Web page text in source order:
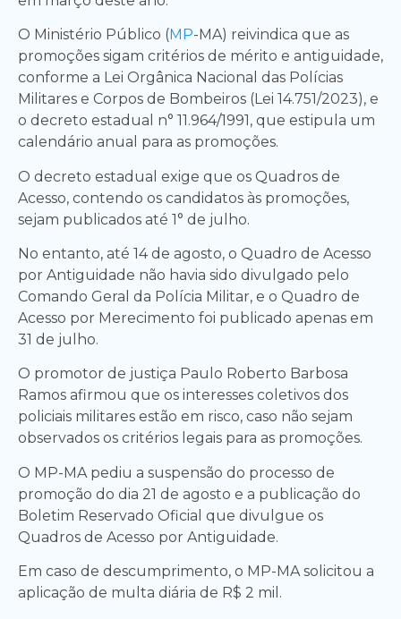
O Ministério Público (MP-MA) reivindica que as
promoções sigam critérios de mérito e antiguidade,
conforme a Lei Orgânica Nacional das Polícias
Militares e Corpos de Bombeiros (Lei 14.751/2023), e
o decreto estadual n° 11.964/1991, que estipula um
calendário anual para as promoções.
O decreto estadual exige que os Quadros de
Acesso, contendo os candidatos às promoções,
sejam publicados até 1° de julho.
No entanto, até 14 de agosto, o Quadro de Acesso
por Antiguidade não havia sido divulgado pelo
Comando Geral da Polícia Militar, e o Quadro de
Acesso por Merecimento foi publicado apenas em
31 de julho.
O promotor de justiça Paulo Roberto Barbosa
Ramos afirmou que os interesses coletivos dos
policiais militares estão em risco, caso não sejam
observados os critérios legais para as promoções.
O MP-MA pediu a suspensão do processo de
promoção do dia 21 de agosto e a publicação do
Boletim Reservado Oficial que divulgue os
Quadros de Acesso por Antiguidade.
Em caso de descumprimento, o MP-MA solicitou a
aplicação de multa diária de R$ 2 mil.